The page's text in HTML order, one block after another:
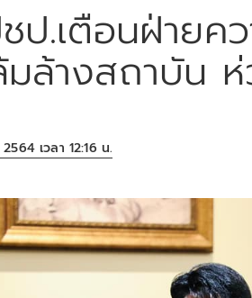
ป.เตือนฝ่ายค
ล้างสถาบัน ห่
เวลา 12:16 น.